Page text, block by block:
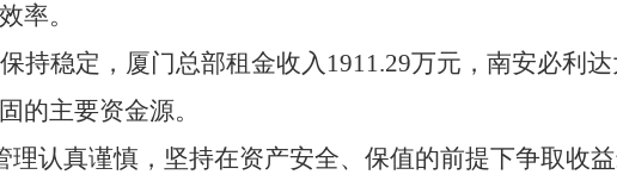
率。
持稳定，厦门总部租金收入 1911.29万元，南安必利
的主要资金源。
理认真谨慎，坚持在资产安全、保值的前提下争取收